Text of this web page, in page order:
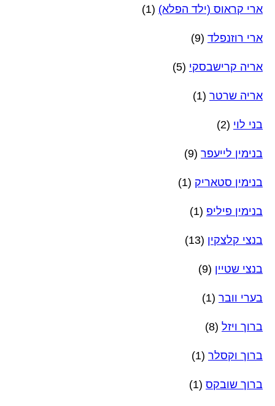
ארי קראוס (ילד הפלא) (1)
ארי רוזנפלד (9)
אריה קרישבסקי (5)
אריה שרטר (1)
בני לוי (2)
בנימין לייעפר (9)
בנימין סטאריק (1)
בנימין פיליפ (1)
בנצי קלצקין (13)
בנצי שטיין (9)
בערי וובר (1)
ברוך ויזל (8)
ברוך וקסלר (1)
ברוך שובקס (1)